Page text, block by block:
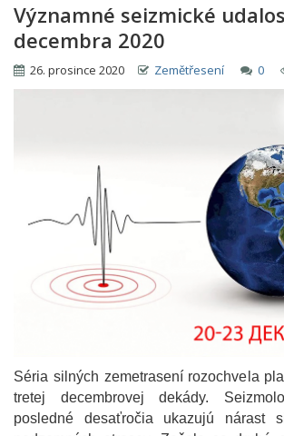
Významné seizmické
decembra 2020
26. prosince 2020 Zemětřesení 0
Séria silných zemetrasení rozochvela
tretej decembrovej dekády.
posledné desaťročia ukazujú nárast